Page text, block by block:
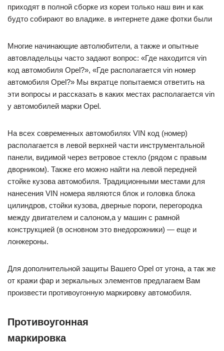
приходят в полной сборке из кореи только наш вин и как
будто собирают во владике. в интернете даже фотки были
Многие начинающие автолюбители, а также и опытные
автовладельцы часто задают вопрос: «Где находится vin
код автомобиля Opel?», «Где располагается vin номер
автомобиля Opel?» Мы вкратце попытаемся ответить на
эти вопросы и рассказать в каких местах располагается vin
у автомобилей марки Opel.
На всех современных автомобилях VIN код (номер)
располагается в левой верхней части инструментальной
панели, видимой через ветровое стекло (рядом с правым
дворником). Также его можно найти на левой передней
стойке кузова автомобиля. Традиционными местами для
нанесения VIN номера являются блок и головка блока
цилиндров, стойки кузова, дверные пороги, перегородка
между двигателем и салоном,а у машин с рамной
конструкцией (в основном это внедорожники) — еще и
лонжероны.
Для дополнительной защиты Вашего Opel от угона, а так же
от кражи фар и зеркальных элементов предлагаем Вам
произвести противоугонную маркировку автомобиля.
Противоугонная
маркировка